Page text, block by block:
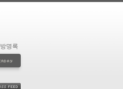
방명록